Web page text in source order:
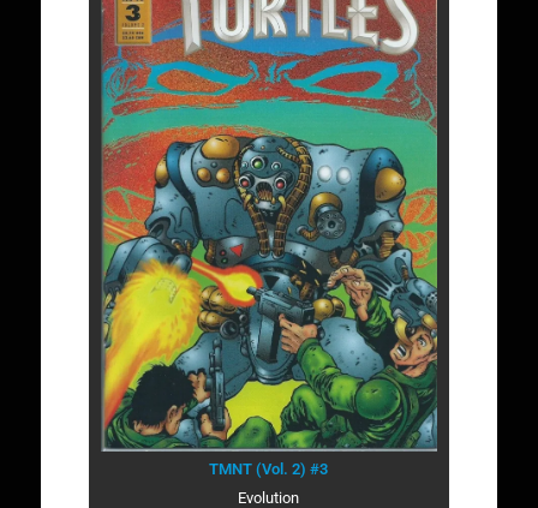
TMNT (Vol. 2) #3
Evolution